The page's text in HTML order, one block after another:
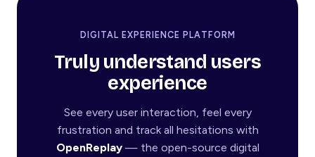
DIGITAL EXPERIENCE PLATFORM
Truly understand users
experience
See every user interaction, feel every
frustration and track all hesitations with
OpenReplay— the open-source digital